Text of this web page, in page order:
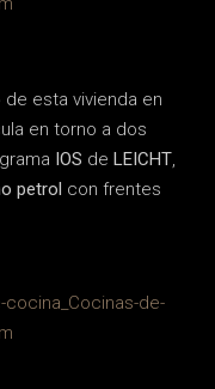
esta vivienda en
en torno a dos
IOS deLEICHT,
petrol con frentes